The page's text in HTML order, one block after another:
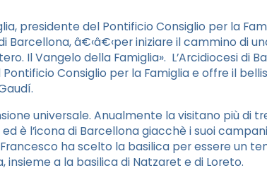
presidente del Pontificio Consiglio per la
Barcellona, â€‹â€‹per iniziare il cammino di
Il Vangelo della Famiglia». L’Arcidiocesi di
Consiglio per la Famiglia e offre il
universale. Anualmente la visitano più di
è l’icona di Barcellona giacchè i suoi
ha scelto la basilica per essere un
insieme a la basilica di Natzaret e di Loreto.